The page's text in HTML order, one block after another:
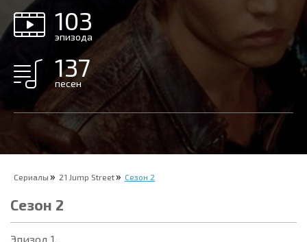
103
эпизода
137
песен
Сериалы 21 Jump Street Сезон 2
Сезон 2
Эпизод 1.